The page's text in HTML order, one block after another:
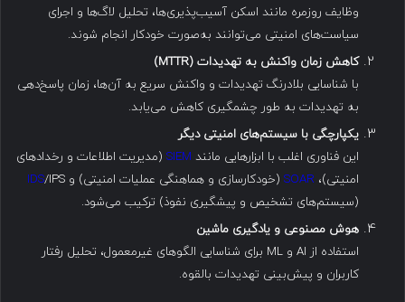
وظایف روزمره مانند اسکن آسیب‌پذیری‌ها، تحلیل لاگ‌ها و اجرای
سیاست‌های امنیتی می‌توانند به‌صورت خودکار انجام شوند.
کاهش زمان واکنش به تهدیدات (MTTR)
با شناسایی بلادرنگ تهدیدات و واکنش سریع به آن‌ها، زمان پاسخ‌دهی
به تهدیدات به طور چشمگیری کاهش می‌یابد.
یکپارچگی با سیستم‌های امنیتی دیگر
این فناوری اغلب با ابزارهایی مانند SIEM (مدیریت اطلاعات و رخدادهای
امنیتی)، SOAR (خودکارسازی و هماهنگی عملیات امنیتی) و IDS/IPS
(سیستم‌های تشخیص و پیشگیری نفوذ) ترکیب می‌شود.
هوش مصنوعی و یادگیری ماشین
استفاده از AI و ML برای شناسایی الگوهای غیرمعمول، تحلیل رفتار
کاربران و پیش‌بینی تهدیدات بالقوه.